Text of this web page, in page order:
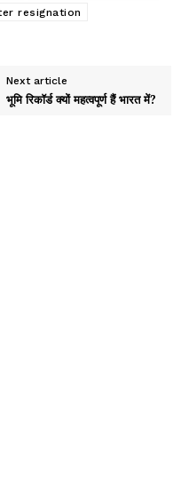
resignation
Next article
भूमि रिकॉर्ड क्यों महत्वपूर्ण हैं भारत में?